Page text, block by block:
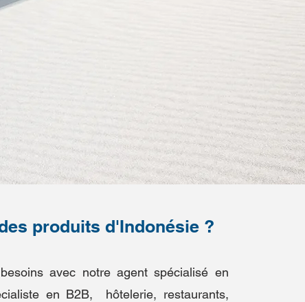
produits d'Indonésie ?
avec notre agent spécialisé en
en B2B, hôtelerie, restaurants,